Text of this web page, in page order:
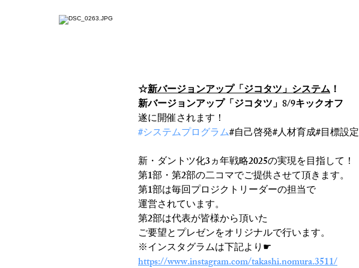
☆新バージョンアップ「ジコタツ」システム ！
新バージョンアップ「ジコタツ」8/9キックオフ
遂に開催されます！
#システムプログラム#自己啓発#人材育成#目標設定
新・ダントツ化3ヵ年戦略2025の実現を目指して！
第1部・第2部の二コマでご提供させて頂きます。
第1部は毎回プロジクトリーダーの担当で
運営されています。
第2部は代表が皆様から頂いた
ご要望とプレゼンをオリジナルで行います。
※インスタグラムは下記より☛
https://www.instagram.com/takashi.nomura.3511/